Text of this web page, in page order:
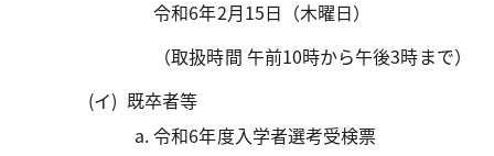
令和6年2月15日（木曜日）
（取扱時間 午前10時から午後3時まで）
既卒者等
令和6年度入学者選考受検票